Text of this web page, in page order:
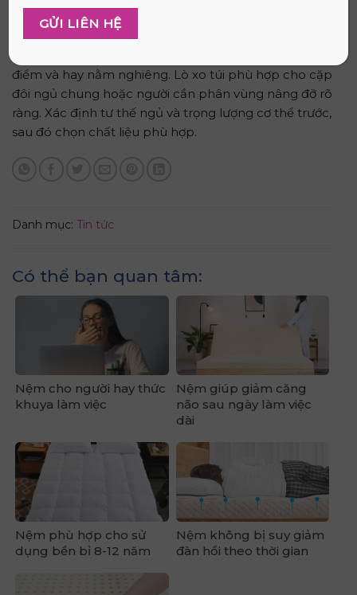
Không có loại nệm nào tốt nhất tuyệt đối.
suthiên nhiên phù hợp nếu ưu tiên độ thoáng và tuổi
điểm và hay nằm nghiêng. Lò xo túi phù hợp cho cặp
đôi ngủ chung hoặc người cần phân vùng nâng đỡ rõ
ràng. Xác định tư thế ngủ và trọng lượng cơ thể trước,
sau đó chọn chất liệu phù hợp.
Danh mục: Tin tức
Có thể bạn quan tâm:
Nệm cho người hay thức
khuya làm việc
Nệm giúp giảm căng
não sau ngày làm việc
dài
Nệm phù hợp cho sử
dụng bền bỉ 8-12 năm
Nệm không bị suy giảm
đàn hồi theo thời gian